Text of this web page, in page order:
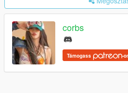
corbs
Támogass -